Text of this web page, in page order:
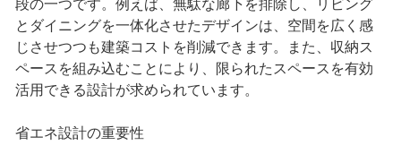
段の一つです。例えば、無駄な廊下を排除し、リビング
とダイニングを一体化させたデザインは、空間を広く感
じさせつつも建築コストを削減できます。また、収納ス
ペースを組み込むことにより、限られたスペースを有効
活用できる設計が求められています。
省エネ設計の重要性